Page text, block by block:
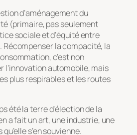
d’aménagement du
(primaire, pas seulement
sociale et d’équité entre
Récompenser la compacité, la
c’est non
l’innovation automobile, mais
plus respirables et les routes
été la terre d’élection de la
a fait un art, une industrie, une
s’en souvienne.